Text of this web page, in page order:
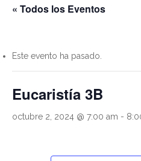
« Todos los Eventos
Este evento ha pasado.
Eucaristía 3B
octubre 2, 2024 @ 7:00 am -